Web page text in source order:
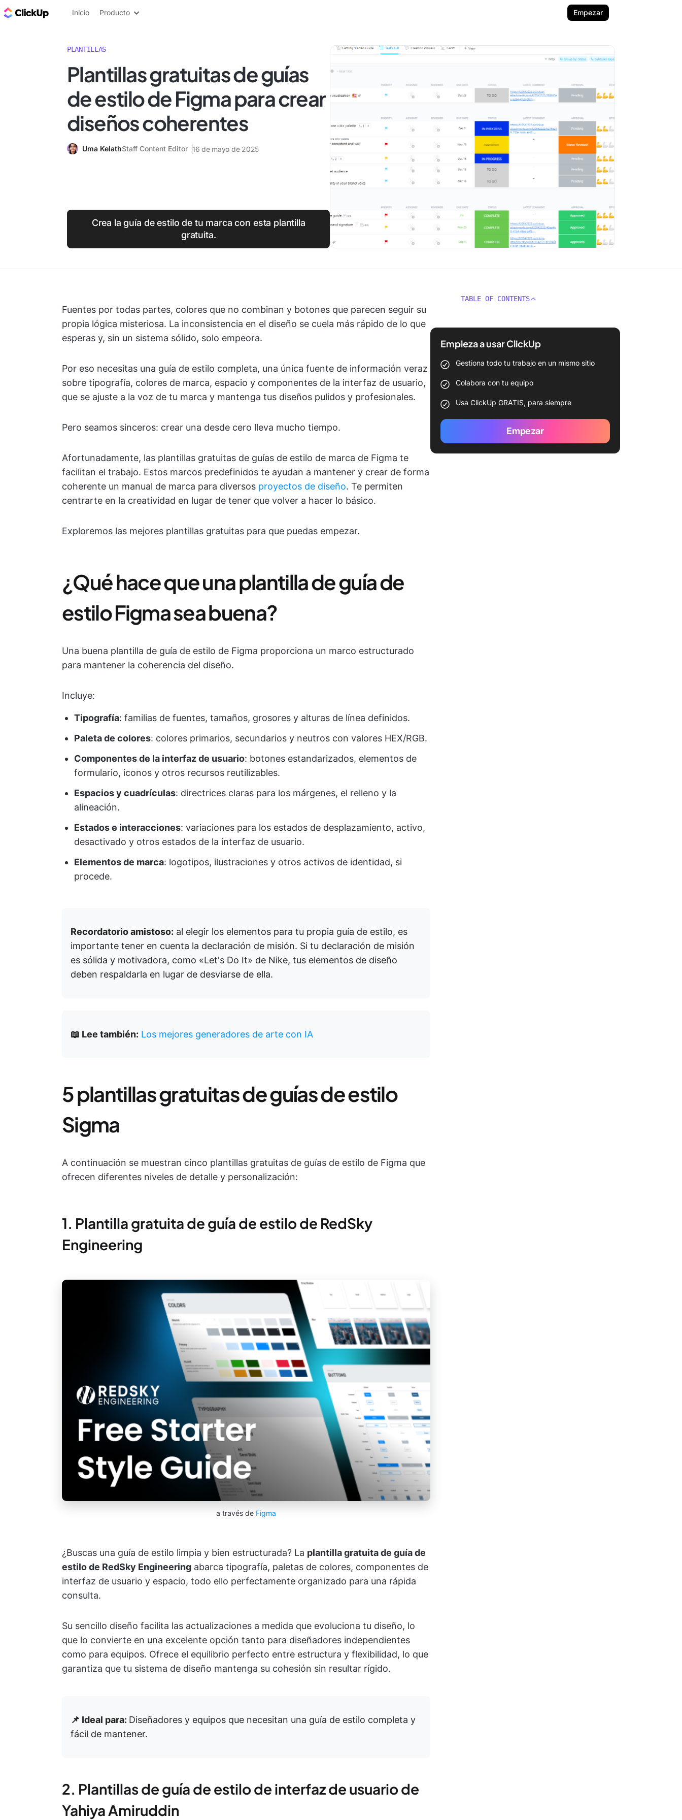
ClickUp Blog
Inicio Producto Empezar
PLANTILLAS
Plantillas gratuitas de guías
de estilo de Figma para crear
diseños coherentes
Uma KelathStaff Content Editor 16 de mayo de 2025
Crea la guía de estilo de tu marca con esta plantilla
gratuita.
Fuentes por todas partes, colores que no combinan y botones que parecen seguir su
propia lógica misteriosa. La inconsistencia en el diseño se cuela más rápido de lo que
esperas y, sin un sistema sólido, solo empeora.
Por eso necesitas una guía de estilo completa, una única fuente de información veraz
sobre tipografía, colores de marca, espacio y componentes de la interfaz de usuario,
que se ajuste a la voz de tu marca y mantenga tus diseños pulidos y profesionales.
Pero seamos sinceros: crear una desde cero lleva mucho tiempo.
Afortunadamente, las plantillas gratuitas de guías de estilo de marca de Figma te
facilitan el trabajo. Estos marcos predefinidos te ayudan a mantener y crear de forma
coherente un manual de marca para diversos proyectos de diseño. Te permiten
centrarte en la creatividad en lugar de tener que volver a hacer lo básico.
Exploremos las mejores plantillas gratuitas para que puedas empezar.
¿Qué hace que una plantilla de guía de
estilo Figma sea buena?
Una buena plantilla de guía de estilo de Figma proporciona un marco estructurado
para mantener la coherencia del diseño.
Incluye:
Tipografía: familias de fuentes, tamaños, grosores y alturas de línea definidos.
Paleta de colores: colores primarios, secundarios y neutros con valores HEX/RGB.
Componentes de la interfaz de usuario: botones estandarizados, elementos de
formulario, iconos y otros recursos reutilizables.
Espacios y cuadrículas: directrices claras para los márgenes, el relleno y la
alineación.
Estados e interacciones: variaciones para los estados de desplazamiento, activo,
desactivado y otros estados de la interfaz de usuario.
Elementos de marca: logotipos, ilustraciones y otros activos de identidad, si
procede.
Recordatorio amistoso: al elegir los elementos para tu propia guía de estilo, es
importante tener en cuenta la declaración de misión. Si tu declaración de misión
es sólida y motivadora, como «Let's Do It» de Nike, tus elementos de diseño
deben respaldarla en lugar de desviarse de ella.
📖 Lee también: Los mejores generadores de arte con IA
5 plantillas gratuitas de guías de estilo
Sigma
A continuación se muestran cinco plantillas gratuitas de guías de estilo de Figma que
ofrecen diferentes niveles de detalle y personalización:
1. Plantilla gratuita de guía de estilo de RedSky
Engineering
a través de Figma
¿Buscas una guía de estilo limpia y bien estructurada? La plantilla gratuita de guía de
estilo de RedSky Engineering abarca tipografía, paletas de colores, componentes de
interfaz de usuario y espacio, todo ello perfectamente organizado para una rápida
consulta.
Su sencillo diseño facilita las actualizaciones a medida que evoluciona tu diseño, lo
que lo convierte en una excelente opción tanto para diseñadores independientes
como para equipos. Ofrece el equilibrio perfecto entre estructura y flexibilidad, lo que
garantiza que tu sistema de diseño mantenga su cohesión sin resultar rígido.
📌 Ideal para: Diseñadores y equipos que necesitan una guía de estilo completa y
fácil de mantener.
2. Plantillas de guía de estilo de interfaz de usuario de
Yahiya Amiruddin
TABLE OF CONTENTS
Empieza a usar ClickUp
Gestiona todo tu trabajo en un mismo sitio
Colabora con tu equipo
Usa ClickUp GRATIS, para siempre
Empezar